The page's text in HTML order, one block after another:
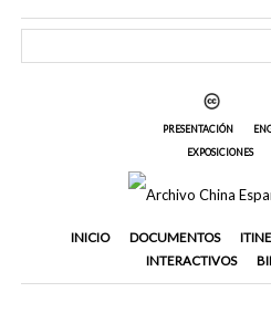
PRESENTACIÓN
EXPOSICIONES
INICIO DOCUMENTOS
INTERACTIVOS